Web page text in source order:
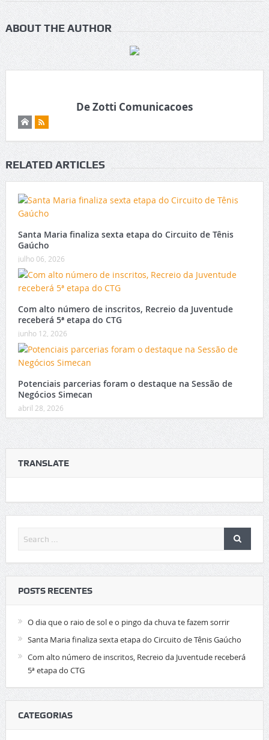
ABOUT THE AUTHOR
De Zotti Comunicacoes
RELATED ARTICLES
Santa Maria finaliza sexta etapa do Circuito de Tênis
Gaúcho
julho 06, 2026
Com alto número de inscritos, Recreio da Juventude
receberá 5ª etapa do CTG
junho 12, 2026
Potenciais parcerias foram o destaque na Sessão de
Negócios Simecan
abril 28, 2026
TRANSLATE
POSTS RECENTES
O dia que o raio de sol e o pingo da chuva te fazem sorrir
Santa Maria finaliza sexta etapa do Circuito de Tênis Gaúcho
Com alto número de inscritos, Recreio da Juventude receberá
5ª etapa do CTG
CATEGORIAS